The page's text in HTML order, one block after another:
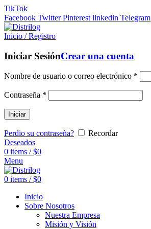
TikTok
Facebook Twitter Pinterest linkedin Telegram
Inicio / Registro
Iniciar SesiónCrear una cuenta
Nombre de usuario o correo electrónico *
Contraseña *
Iniciar
Perdio su contraseña?
Recordar
Deseados
0 items / $0
Menu
0 items / $0
Inicio
Sobre Nosotros
Nuestra Empresa
Misión y Visión